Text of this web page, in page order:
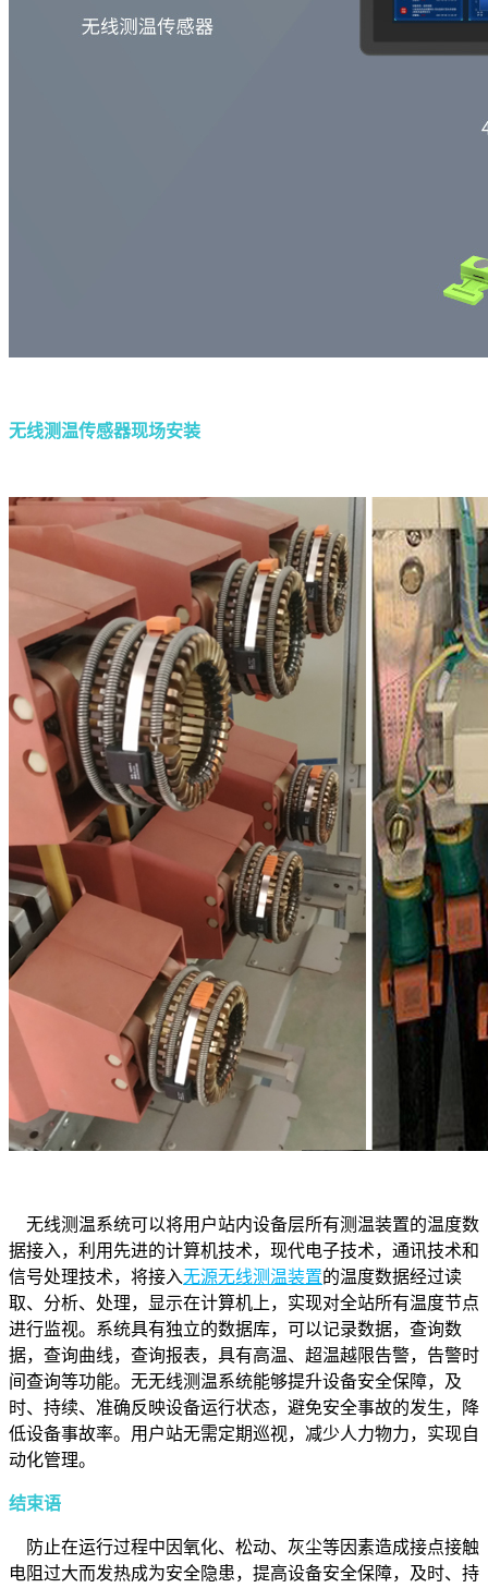
无线测温传感器现场安装
无线测温系统可以将用户站内设备层所有测温装置的温度数
据接入，利用先进的计算机技术，现代电子技术，通讯技术和
信号处理技术，将接入无源无线测温装置的温度数据经过读
取、分析、处理，显示在计算机上，实现对全站所有温度节点
进行监视。系统具有独立的数据库，可以记录数据，查询数
据，查询曲线，查询报表，具有高温、超温越限告警，告警时
间查询等功能。无无线测温系统能够提升设备安全保障，及
时、持续、准确反映设备运行状态，避免安全事故的发生，降
低设备事故率。用户站无需定期巡视，减少人力物力，实现自
动化管理。
结束语
防止在运行过程中因氧化、松动、灰尘等因素造成接点接触
电阻过大而发热成为安全隐患，提高设备安全保障，及时、持